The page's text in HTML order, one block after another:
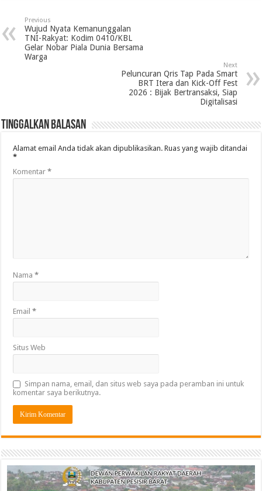
Previous
Wujud Nyata Kemanunggalan
TNI-Rakyat: Kodim 0410/KBL
Gelar Nobar Piala Dunia Bersama
Warga
Next
Peluncuran Qris Tap Pada Smart
BRT Itera dan Kick-Off Fest
2026 : Bijak Bertransaksi, Siap
Digitalisasi
Tinggalkan Balasan
Alamat email Anda tidak akan dipublikasikan. Ruas yang wajib ditandai
*
Komentar*
Nama*
Email*
Situs Web
Simpan nama, email, dan situs web saya pada peramban ini untuk
komentar saya berikutnya.